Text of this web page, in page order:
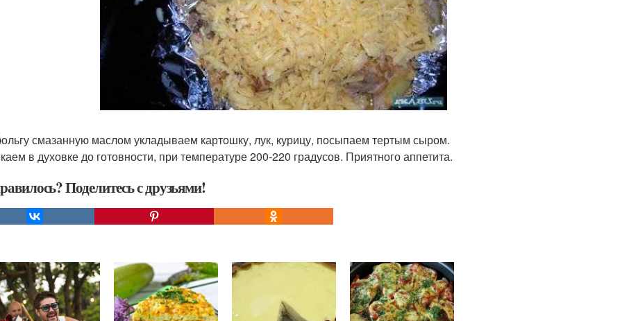
смазанную маслом укладываем картошку, лук, курицу, посыпаем тертым сыром.
в духовке до готовности, при температуре 200-220 градусов. Приятного аппетита.
Поделитесь с друзьями!